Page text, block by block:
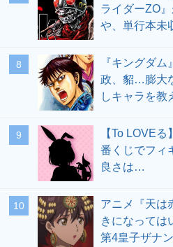
ライダーZO
や、単行本未
8
『キングダム
政、貂…膨大
しキャラを教
9
【To LOVE
番くじでフィ
良さは…
10
アニメ『天は
きになっては
第4皇子ザナ